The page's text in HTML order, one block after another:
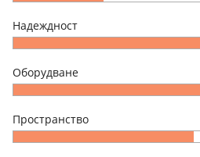
Надеждност
Оборудване
Пространство